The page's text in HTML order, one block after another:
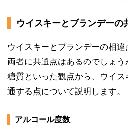
ウイスキーとブランデーの
ウイスキーとブランデーの相違
両者に共通点はあるのでしょ
糖質といった観点から、ウイ
通する点について説明します。
アルコール度数